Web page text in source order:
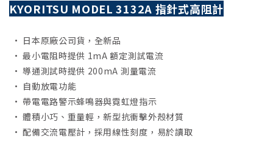
KYORITSU MODEL 3132A 指針式高阻計
• 日本原廠公司貨，全新品
• 最小電阻時提供 1mA 額定測試電流
• 導通測試時提供 200mA 測量電流
• 自動放電功能
• 帶電電路警示蜂鳴器與霓虹燈指示
• 體積小巧、重量輕，新型抗衝擊外殼材質
• 配備交流電壓計，採用線性刻度，易於讀取